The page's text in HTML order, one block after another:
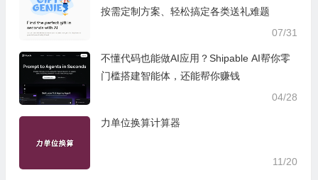
按需定制方案、轻松搞定各类送礼难题
07/31
不懂代码也能做AI应用？Shipable AI帮你零
门槛搭建智能体，还能帮你赚钱
04/28
力单位换算计算器
11/20